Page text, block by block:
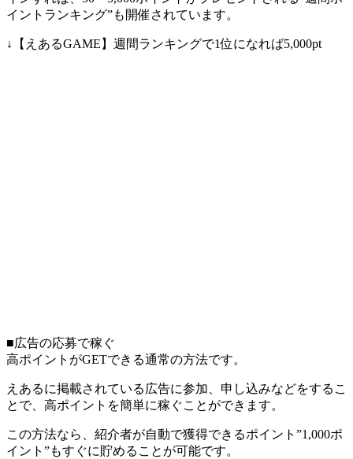
イントランキング”も開催されています。
↓【えあるGAME】週間ランキングで1位になれば5,000pt
■広告の応募で稼ぐ
高ポイントがGETできる通常の方法です。
えあるに掲載されている広告に参加、申し込みなどをするこ
とで、高ポイントを簡単に稼ぐことができます。
この方法なら、紹介者が自動で獲得できるポイント”1,000ポ
イント”もすぐに貯めることが可能です。